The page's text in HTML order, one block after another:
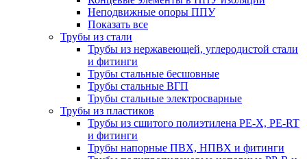
Неподвижные опоры ППУ
Показать все
Трубы из стали
Трубы из нержавеющей, углеродистой стали
и фитинги
Трубы стальные бесшовные
Трубы стальные ВГП
Трубы стальные электросварные
Трубы из пластиков
Трубы из сшитого полиэтилена PE-X, PE-RT
и фитинги
Трубы напорные ПВХ, НПВХ и фитинги